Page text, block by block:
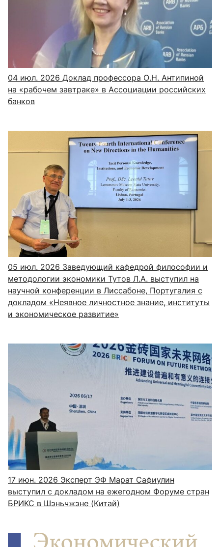
04 июл. 2026 Доклад профессора О.Н. Антипиной
на «рабочем завтраке» в Ассоциации российских
банков
05 июл. 2026 Заведующий кафедрой философии и
методологии экономики Тутов Л.А. выступил на
научной конференции в Лиссабоне, Португалия с
докладом «Неявное личностное знание, институты
и экономическое развитие»
17 июн. 2026 Эксперт ЭФ Марат Сафиулин
выступил с докладом на ежегодном Форуме стран
БРИКС в Шэньчжэне (Китай)